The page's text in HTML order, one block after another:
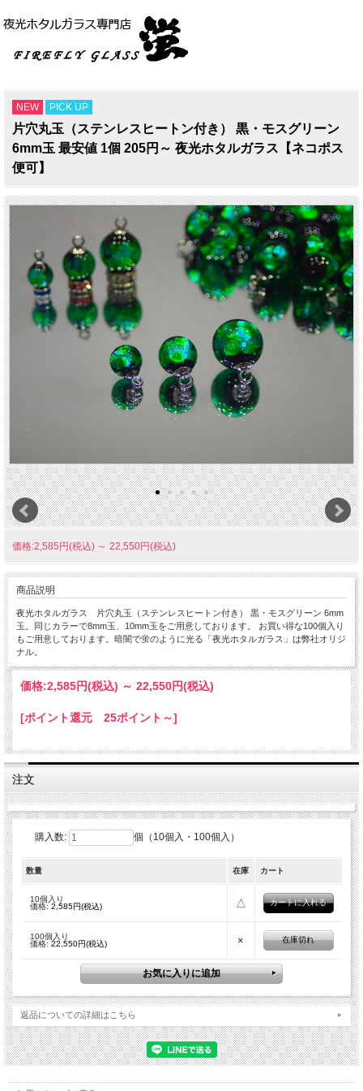
NEW PICK UP
片穴丸玉（ステンレスヒートン付き） 黒・モスグリーン
6mm玉 最安値 1個 205円～ 夜光ホタルガラス【ネコポス
便可】
価格:2,585円(税込) ～ 22,550円(税込)
商品説明
夜光ホタルガラス 片穴丸玉（ステンレスヒートン付き） 黒・モスグリーン 6mm
玉。同じカラーで8mm玉、10mm玉をご用意しております。 お買い得な100個入り
もご用意しております。暗闇で蛍のように光る「夜光ホタルガラス」は弊社オリジ
ナル。
価格:2,585円(税込) ～ 22,550円(税込)
[ポイント還元 25ポイント～]
注文
購入数: 個（10個入・100個入）
数量 在庫 カート
10個入り
価格: 2,585円(税込) △
100個入り
価格: 22,550円(税込) × 在庫切れ
返品についての詳細はこちら